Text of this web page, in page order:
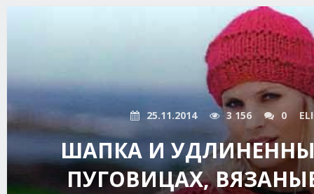
25.11.2014 3 156 0
ШАПКА И
ПУГОВИЦАХ,